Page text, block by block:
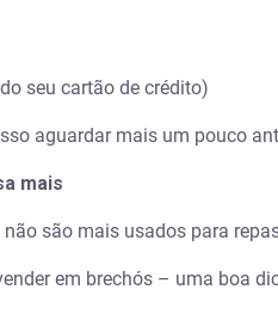
seu cartão de crédito)
aguardar mais um pouco
mais
são mais usados para
em brechós – uma boa